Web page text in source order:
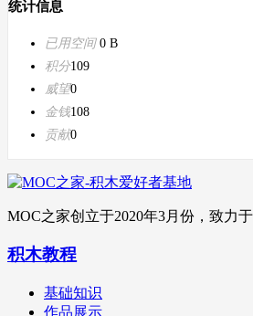
统计信息
已用空间0 B
积分109
威望0
金钱108
贡献0
MOC之家创立于2020年3月份，致力
积木教程
基础知识
作品展示